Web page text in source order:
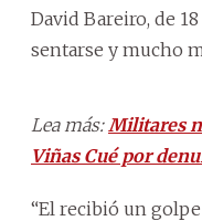
David Bareiro, de
sentarse y mucho
Lea más: Militares
Viñas Cué por
“El recibió un